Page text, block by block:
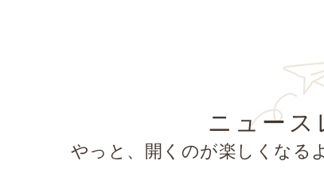
ニュース
やっと、開くのが楽しくなる